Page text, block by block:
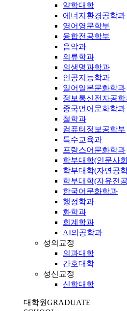
약학대학
에너지환경공학과
영어영문학부
융합전공학부
음악과
의류학과
의생명과학과
인공지능학과
일어일본문화학과
정보통신전자공학
중국언어문화학과
철학과
컴퓨터정보공학부
특수교육과
프랑스어문화학과
학부대학(인문사
학부대학(자연공
학부대학(자유전
한국어문화학과
행정학과
화학과
회계학과
AI의공학과
성의교정
의과대학
간호대학
성신교정
신학대학
대학원GRADUATE